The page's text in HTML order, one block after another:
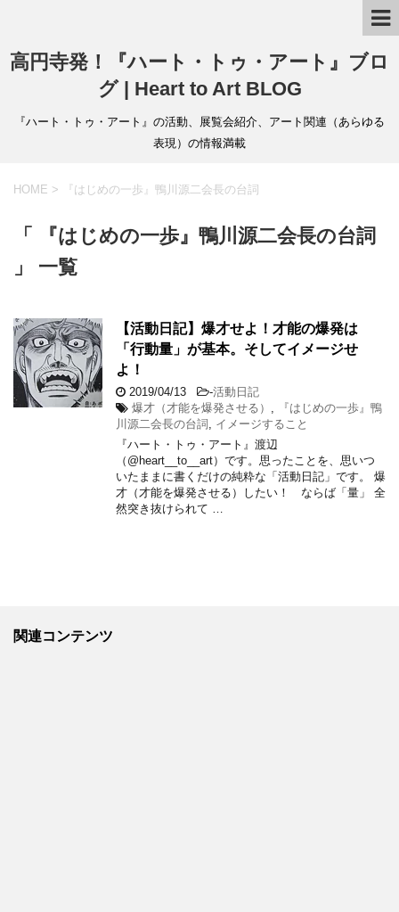
高円寺発！『ハート・トゥ・アート』ブロ
グ | Heart to Art BLOG
『ハート・トゥ・アート』の活動、展覧会紹介、アート関連（あらゆる
表現）の情報満載
HOME > 『はじめの一歩』鴨川源二会長の台詞
「 『はじめの一歩』鴨川源二会長の台詞
」 一覧
【活動日記】爆才せよ！才能の爆発は
「行動量」が基本。そしてイメージせ
よ！
2019/04/13 -活動日記
爆才（才能を爆発させる）
『はじめの一歩』鴨
川源二会長の台詞
イメージすること
『ハート・トゥ・アート』渡辺
（@heart__to__art）です。思ったことを、思いつ
いたままに書くだけの純粋な「活動日記」です。 爆
才（才能を爆発させる）したい！ ならば「量」 全
然突き抜けられて …
関連コンテンツ